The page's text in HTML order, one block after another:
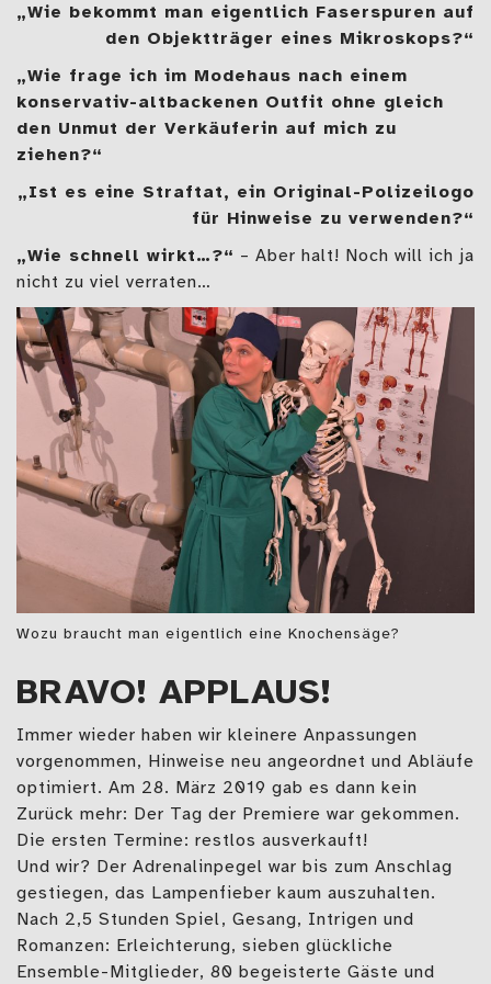
„Wie bekommt man eigentlich Faserspuren auf
den Objektträger eines Mikroskops?“
„Wie frage ich im Modehaus nach einem
konservativ-altbackenen Outfit ohne gleich
den Unmut der Verkäuferin auf mich zu
ziehen?“
„Ist es eine Straftat, ein Original-Polizeilogo
für Hinweise zu verwenden?“
„Wie schnell wirkt…?“ – Aber halt! Noch will ich ja
nicht zu viel verraten…
Wozu braucht man eigentlich eine Knochensäge?
BRAVO! APPLAUS!
Immer wieder haben wir kleinere Anpassungen
vorgenommen, Hinweise neu angeordnet und Abläufe
optimiert. Am 28. März 2019 gab es dann kein
Zurück mehr: Der Tag der Premiere war gekommen.
Die ersten Termine: restlos ausverkauft!
Und wir? Der Adrenalinpegel war bis zum Anschlag
gestiegen, das Lampenfieber kaum auszuhalten.
Nach 2,5 Stunden Spiel, Gesang, Intrigen und
Romanzen: Erleichterung, sieben glückliche
Ensemble-Mitglieder, 80 begeisterte Gäste und